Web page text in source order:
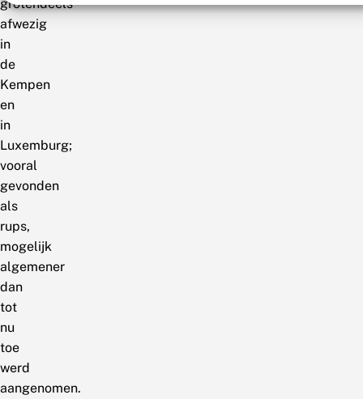
grotendeels
afwezig
in
de
Kempen
en
in
Luxemburg;
vooral
gevonden
als
rups,
mogelijk
algemener
dan
tot
nu
toe
werd
aangenomen.